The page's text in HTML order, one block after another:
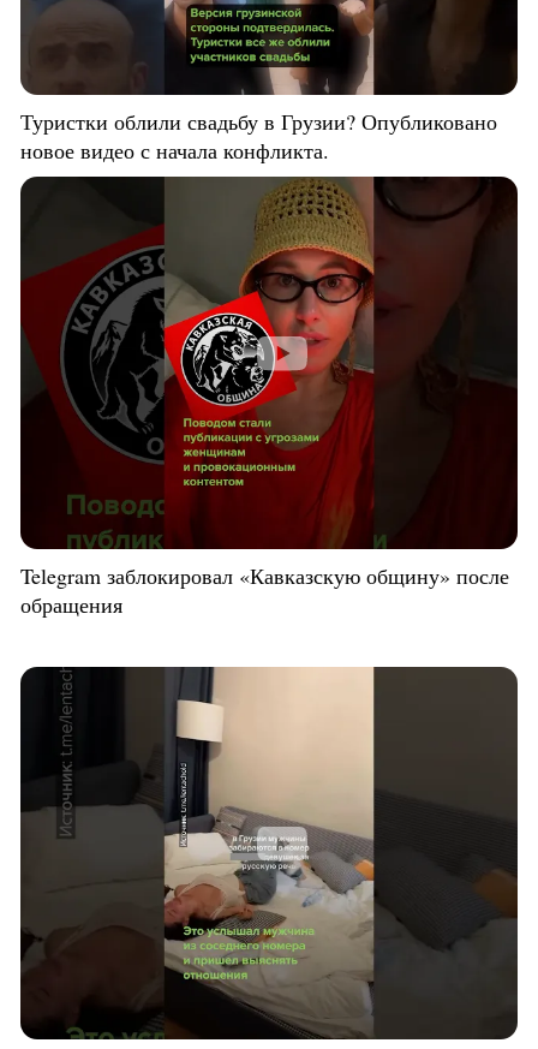
Туристки облили свадьбу в Грузии? Опубликовано
новое видео с начала конфликта.
Telegram заблокировал «Кавказскую общину» после
обращения